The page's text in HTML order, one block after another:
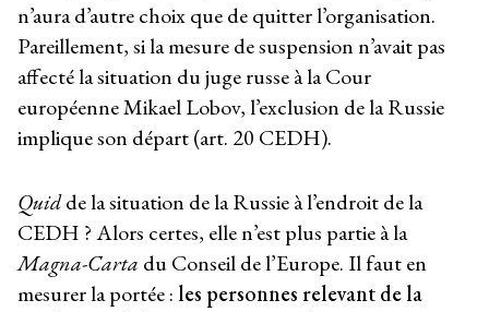
n’aura d’autre choix que de quitter l’organisation.
Pareillement, si la mesure de suspension n’avait pas
affecté la situation du juge russe à la Cour
européenne Mikael Lobov, l’exclusion de la Russie
implique son départ (art. 20 CEDH).
Quidde la situation de la Russie à l’endroit de la
CEDH ? Alors certes, elle n’est plus partie à la
Magna-Carta du Conseil de l’Europe. Il faut en
mesurer la portée :les personnes relevant de la